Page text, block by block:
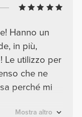
Hanno un
in più,
Le utilizzo per
che ne
perché mi
Mostra altro